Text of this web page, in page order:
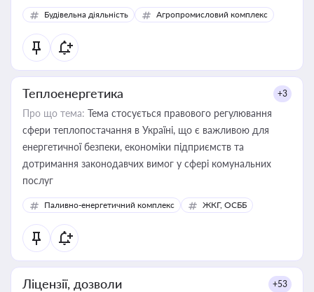
Будівельна діяльність Агропромисловий комплекс
Теплоенергетика +3
Про що тема: Тема стосується правового регулювання
сфери теплопостачання в Україні, що є важливою для
енергетичної безпеки, економіки підприємств та
дотримання законодавчих вимог у сфері комунальних
послуг
Паливно-енергетичний комплекс ЖКГ, ОСББ
Ліцензії, дозволи +53